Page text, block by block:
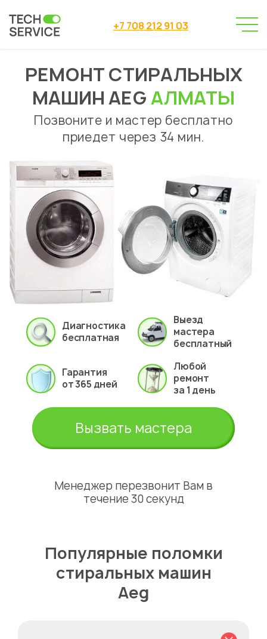
+7 708 212 91 03
Сервисный центр
→
Ремонт стиральных машин
→
Ремонт стиральных машин Aeg
РЕМОНТ СТИРАЛЬНЫХ
МАШИН AEGАЛМАТЫ
Позвоните и мастер бесплатно
приедет через 34 мин.
Диагностика
бесплатная
Выезд
мастера
бесплатный
Гарантия
от 365 дней
Любой
ремонт
за 1 день
Вызвать мастера
Менеджер перезвонит Вам в
течение 30 секунд
Популярные поломки
стиральных машин
Aeg